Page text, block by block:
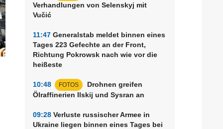
Verhandlungen von Selenskyj mit
Vučić
11:47 Generalstab meldet binnen eines
Tages 223 Gefechte an der Front,
Richtung Pokrowsk nach wie vor die
heißeste
10:48 FOTOS
Drohnen greifen
Ölraffinerien Ilskij und Sysran an
09:28 Verluste russischer Armee in
Ukraine liegen binnen eines Tages bei